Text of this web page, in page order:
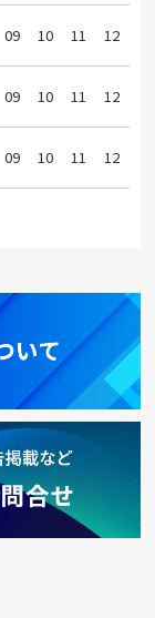
09 10 11 12
09 10 11 12
09 10 11 12